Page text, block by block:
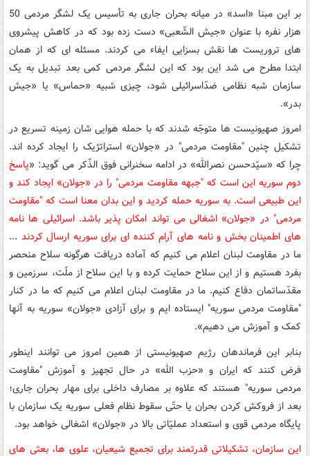
بر این مبنا «اسد» در میانه بحران جاری به تأسیس یک لشگر مردمی 50
هزار نفره با عنوان «جیش الشّعبی» دست زده بود که در کاهش پیشروی
های تروریست ها نقش بسزایی ایفاء می کردند. مسئله ای که از همان
ابتدا مطرح می شد این بود که این لشگر مردمی کمی بعد تبدیل به یک
سازمان شبه نظامی ضدّاسرائیلی شود، چیزی شبیه «حماس» یا «جیش
بدر».
امروز صهیونیست ها متوجّه شدند که با حمله هوایی شان زمینه تسریع در
تشکیل چنین"مقاومت مردمی" در «جولان» استراتژیک را ایجاد کرده اند.
چرا که «سیّدحسن نصرالله» در ادامه سخنرانی فوق الذّکر می گوید: «پاسخ
دوم سوریه این است که"جبهه مقاومت مردمی" را در «جولان» ایجاد کند و
این طبیعی است. به سوریه حمله کردید و این بدان معنا است که "مقاومت
مردمی" در «جولان» اشغالی می تواند امکان پذیر باشد. اسرائیلی ها نامه
های اطمینان بخش و نامه های آرام کننده ای برای سوریه ارسال کردند ...
ما در مقاومت لبنان اعلام می کنیم که آماده دریافت هرگونه سلاح‌ منحصر
بفرد هستیم و از این سلاح حمایت کرده و با این سلاح از ملّت، سرزمین و
مقدّساتمان دفاع کنیم. ما در مقاومت لبنان اعلام می کنیم که ما در کنار
"مقاومت مردمی سوریه" ایستاده ایم و برای آزادی «جولان» سوریه به آنها
کمک و آموزش می دهیم».
بنابر این فرماندهان رژیم صهیونیستی از همین امروز می توانند اینطور
فرض کنند که ایران و «حزب الله» در حال تجهیز و آموزش "مقاومت
مردمی سوریه" هستند که علاوه بر مصارف داخلی برای مهار بحران جاری؛
بعد از فروکش کردن بحران یا حتّی سقوط نظام فعلی سوریه یک سازمان با
پایگاه مردمی قوی و استعداد عملیّاتی بالا در «جولان» اشغالی خواهد بود.
این سازمان، تشکیلاتی قدرتمند برای تجمیع شیعیان، علوی ها، بعثی های